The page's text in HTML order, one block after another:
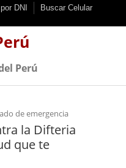
por DNI
Buscar Celular
Perú
de emergencia
la Difteria
que te